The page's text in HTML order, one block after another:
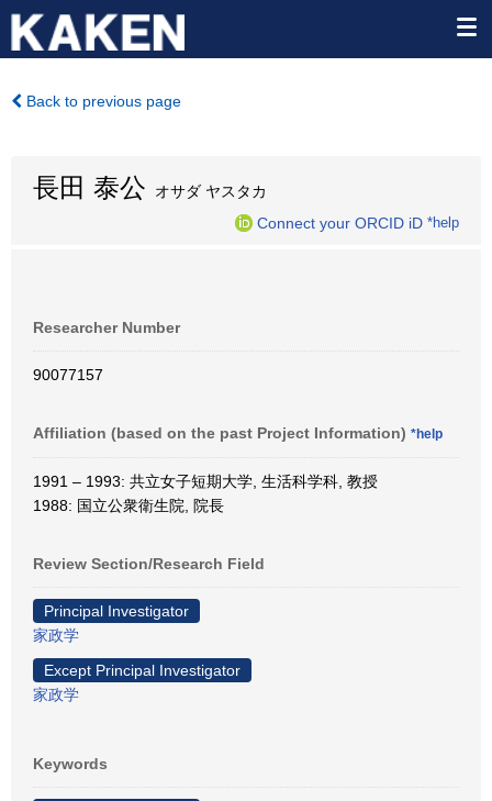
Back to previous page
長田 泰公 オサダ ヤスタカ
Connect your ORCID iD *help
Researcher Number
90077157
Affiliation (based on the past Project Information) *help
1991 – 1993: 共立女子短期大学, 生活科学科, 教授
1988: 国立公衆衛生院, 院長
Review Section/Research Field
Principal Investigator
家政学
Except Principal Investigator
家政学
Keywords